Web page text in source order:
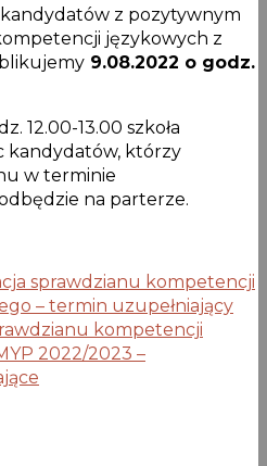
z pozytywnym
językowych z
9.08.2022 o godz.
12.00-13.00 szkoła
kandydatów, którzy
w terminie
na parterze.
sprawdzianu kompetencji
– termin uzupełniający
kompetencji
2022/2023 –